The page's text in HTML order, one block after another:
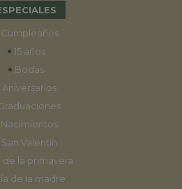
Cumpleaños
• 15 años
• Bodas
Aniversarios
Nacimientos
San Valentín
de la primavera
de la madre